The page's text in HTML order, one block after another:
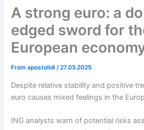
A strong euro: a
edged sword for
European
Fromapostolidi /27.05.2025
Despite relative stability and positive
euro causes mixed feelings in the
ING analysts warn of potential risks